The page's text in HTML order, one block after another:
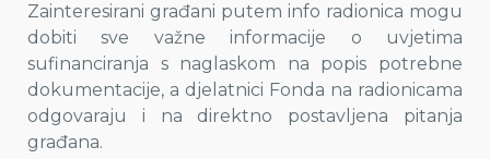
Zainteresirani građani putem info radionica mogu
dobiti sve važne informacije o uvjetima
sufinanciranja s naglaskom na popis potrebne
dokumentacije, a djelatnici Fonda na radionicama
odgovaraju i na direktno postavljena pitanja
građana.